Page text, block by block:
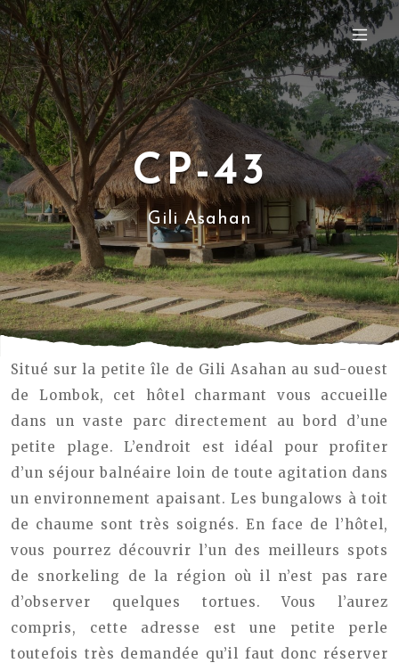
CP-43
Gili Asahan
Situé sur la petite île de Gili Asahan au sud-ouest
de Lombok, cet hôtel charmant vous accueille
dans un vaste parc directement au bord d’une
petite plage. L’endroit est idéal pour profiter
d’un séjour balnéaire loin de toute agitation dans
un environnement apaisant. Les bungalows à toit
de chaume sont très soignés. En face de l’hôtel,
vous pourrez découvrir l’un des meilleurs spots
de snorkeling de la région où il n’est pas rare
d’observer quelques tortues. Vous l’aurez
compris, cette adresse est une petite perle
toutefois très demandée qu’il faut donc réserver